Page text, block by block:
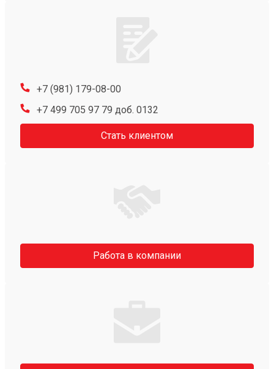
+7 (981) 179-08-00
+7 499 705 97 79 доб. 0132
Стать клиентом
Работа в компании